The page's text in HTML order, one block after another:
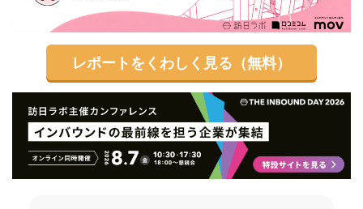
レポートをくわしく見る（無料）